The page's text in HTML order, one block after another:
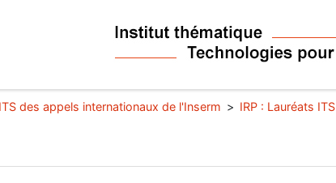
des appels internationaux de l'Inserm IRP : Lauréats ITS